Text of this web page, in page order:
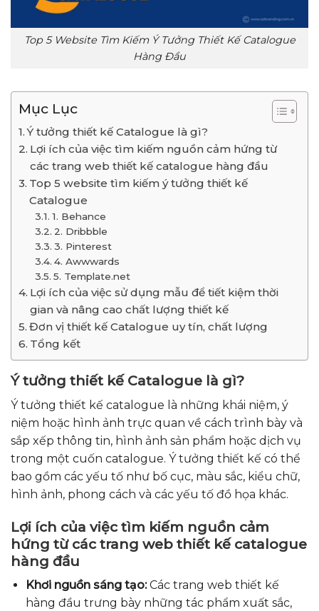
Top 5 Website Tìm Kiếm Ý Tưởng Thiết Kế Catalogue
Hàng Đầu
Mục Lục
Ý tưởng thiết kế Catalogue là gì?
Lợi ích của việc tìm kiếm nguồn cảm hứng từ
các trang web thiết kế catalogue hàng đầu
Top 5 website tìm kiếm ý tưởng thiết kế
Catalogue
1. Behance
2. Dribbble
3. Pinterest
4. Awwwards
5. Template.net
Lợi ích của việc sử dụng mẫu để tiết kiệm thời
gian và nâng cao chất lượng thiết kế
Đơn vị thiết kế Catalogue uy tín, chất lượng
Tổng kết
Ý tưởng thiết kế Catalogue là gì?
Ý tưởng thiết kế catalogue là những khái niệm, ý
niệm hoặc hình ảnh trực quan về cách trình bày và
sắp xếp thông tin, hình ảnh sản phẩm hoặc dịch vụ
trong một cuốn catalogue. Ý tưởng thiết kế có thể
bao gồm các yếu tố như bố cục, màu sắc, kiểu chữ,
hình ảnh, phong cách và các yếu tố đồ họa khác.
Lợi ích của việc tìm kiếm nguồn cảm
hứng từ các trang web thiết kế catalogue
hàng đầu
Khơi nguồn sáng tạo:Các trang web thiết kế
hàng đầu trưng bày những tác phẩm xuất sắc,